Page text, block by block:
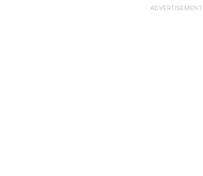
ADVERTISEMENT